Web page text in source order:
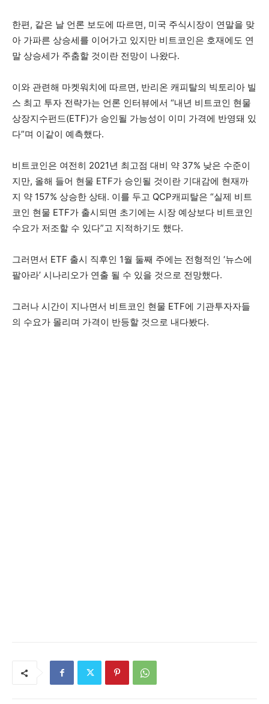
한편, 같은 날 언론 보도에 따르면, 미국 주식시장이 연말을 맞
아 가파른 상승세를 이어가고 있지만 비트코인은 호재에도 연
말 상승세가 주춤할 것이란 전망이 나왔다.
이와 관련해 마켓워치에 따르면, 반리온 캐피탈의 빅토리아 빌
스 최고 투자 전략가는 언론 인터뷰에서 “내년 비트코인 현물
상장지수펀드(ETF)가 승인될 가능성이 이미 가격에 반영돼 있
다”며 이같이 예측했다.
비트코인은 여전히 2021년 최고점 대비 약 37% 낮은 수준이
지만, 올해 들어 현물 ETF가 승인될 것이란 기대감에 현재까
지 약 157% 상승한 상태. 이를 두고 QCP캐피탈은 “실제 비트
코인 현물 ETF가 출시되면 초기에는 시장 예상보다 비트코인
수요가 저조할 수 있다”고 지적하기도 했다.
그러면서 ETF 출시 직후인 1월 둘째 주에는 전형적인 ‘뉴스에
팔아라’ 시나리오가 연출 될 수 있을 것으로 전망했다.
그러나 시간이 지나면서 비트코인 현물 ETF에 기관투자자들
의 수요가 몰리며 가격이 반등할 것으로 내다봤다.